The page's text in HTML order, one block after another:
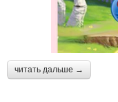
читать дальше →